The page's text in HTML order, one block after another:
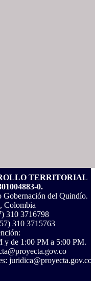
TERRITORIAL
0.
Gobernación del Quindío.
Colombia
310 3716798
310 3715763‬
y de 1:00 PM a 5:00 PM.
juridica@proyecta.gov.co